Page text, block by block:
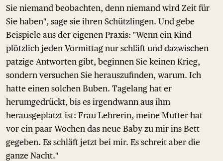
Sie niemand beobachten, denn niemand wird Zeit für
Sie haben", sage sie ihren Schützlingen. Und gebe
Beispiele aus der eigenen Praxis: "Wenn ein Kind
plötzlich jeden Vormittag nur schläft und dazwischen
patzige Antworten gibt, beginnen Sie keinen Krieg,
sondern versuchen Sie herauszufinden, warum. Ich
hatte einen solchen Buben. Tagelang hat er
herumgedrückt, bis es irgendwann aus ihm
herausgeplatzt ist: Frau Lehrerin, meine Mutter hat
vor ein paar Wochen das neue Baby zu mir ins Bett
gegeben. Es schläft jetzt bei mir. Es schreit aber die
ganze Nacht."